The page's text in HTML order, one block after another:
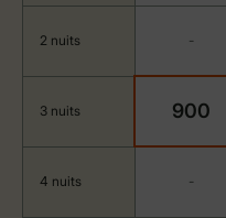
2 nuits -
3 nuits 900
4 nuits -